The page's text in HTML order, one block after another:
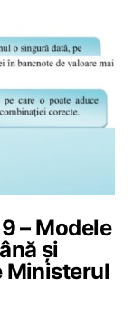
– Modele
și
Ministerul